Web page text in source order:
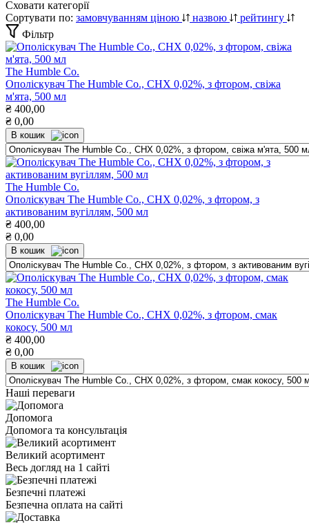
Сховати категорії
Сортувати по: замовчуванням ціною назвою
рейтингу
Фільтр
The Humble Co.
Ополіскувач The Humble Co., СНХ 0,02%, з фтором, свіжа
м'ята, 500 мл
₴ 400,00
₴ 0,00
В кошик
The Humble Co.
Ополіскувач The Humble Co., СНХ 0,02%, з фтором, з
активованим вугіллям, 500 мл
₴ 400,00
₴ 0,00
В кошик
The Humble Co.
Ополіскувач The Humble Co., СНХ 0,02%, з фтором, смак
кокосу, 500 мл
₴ 400,00
₴ 0,00
В кошик
Наші переваги
Допомога
Допомога та консультація
Великий асортимент
Весь догляд на 1 сайті
Безпечні платежі
Безпечна оплата на сайті